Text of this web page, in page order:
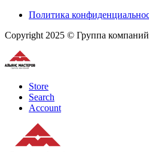
Политика
Copyright 2025 © Группа
Store
Search
Account